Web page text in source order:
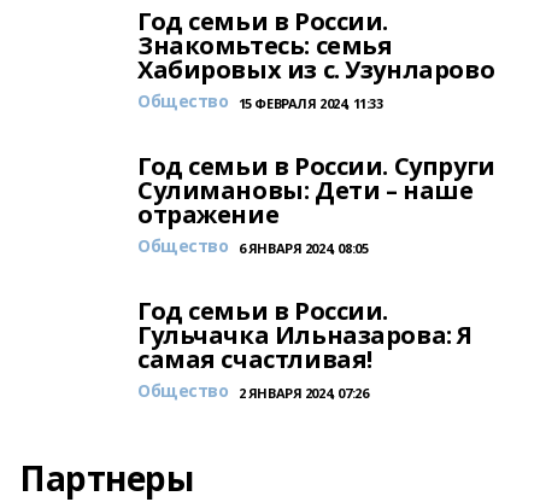
Год семьи в России.
Знакомьтесь: семья
Хабировых из с. Узунларово
Общество 15 ФЕВРАЛЯ 2024, 11:33
Год семьи в России. Супруги
Сулимановы: Дети – наше
отражение
Общество 6 ЯНВАРЯ 2024, 08:05
Год семьи в России.
Гульчачка Ильназарова: Я
самая счастливая!
Общество 2 ЯНВАРЯ 2024, 07:26
Партнеры